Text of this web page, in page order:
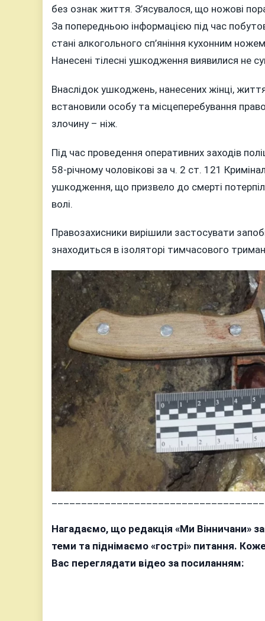
без ознак життя. З’ясувалося, що ножові
За попередньою інформацією під час
стані алкогольного сп’яніння кухонним
Нанесені тілесні ушкодження виявилися не
Внаслідок ушкоджень, нанесених жінці,
встановили особу та місцеперебування
злочину – ніж.
Під час проведення оперативних заходів
58-річному чоловікові за ч. 2 ст. 121
ушкодження, що призвело до смерті
волі.
Правозахисники вирішили застосувати
знаходиться в ізоляторі тимчасового
Нагадаємо, що редакція «Ми Вінничани»
теми та піднімаємо «гострі» питання.
Вас переглядати відео за посиланням: